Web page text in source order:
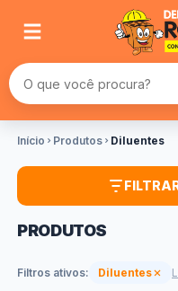
Buscar produtos
Início Produtos Diluentes
PRODUTOS
Filtros ativos: Diluentes